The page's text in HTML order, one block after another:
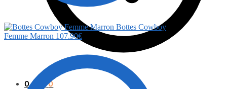
0.00 € 0
Bottes Cowboy
Femme Marron 107.90€